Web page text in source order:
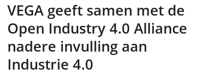
VEGA geeft samen met de
Open Industry 4.0 Alliance
nadere invulling aan
Industrie 4.0